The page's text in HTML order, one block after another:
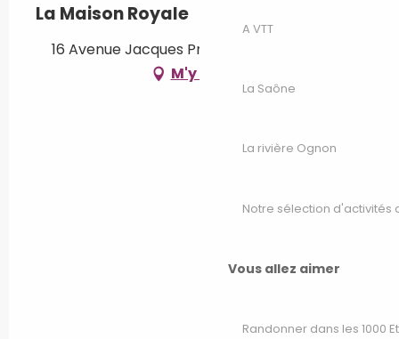
A VTT
La Saône
La rivière Ognon
Notre sélection d'activités
Vous allez aimer
Randonner dans les 1000
La Maison Royale
16 Avenue Jacques Prévost, 70140 Pesmes
M'y rendre